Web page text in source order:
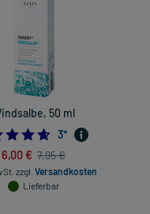
50 ml
4.666666666666667
3*
6,00 € 7,95 €
zzgl. Versandkosten
Lieferbar